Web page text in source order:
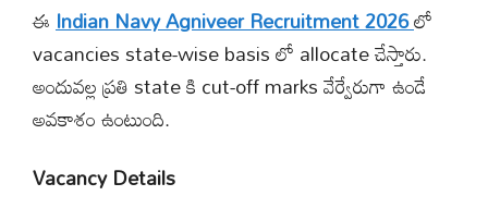
ఈIndian Navy Agniveer Recruitment 2026లో
vacancies state-wise basis లో allocate చేస్తారు.
అందువల్ల ప్రతి state కి cut-off marks వేర్వేరుగా ఉండే
అవకాశం ఉంటుంది.
Vacancy Details